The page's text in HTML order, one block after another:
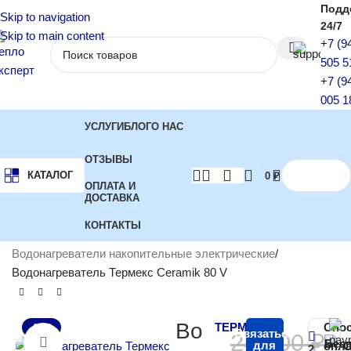
Skip to navigation
Skip to main content
24/7
+7
505
+7
005
КАТАЛОГ
УСЛУГИБЛОГО НАС
ОТЗЫВЫ
ОПЛАТА И
ДОСТАВКА
КОНТАКТЫ
0 ₽
Водонагреватели накопительные электрические
Водонагреватель Термекс Ceramik 80 V
-17%
Нажмите, чтобы увеличить
Во
ТЕРМЕКС
24 000₽
Связаться
для